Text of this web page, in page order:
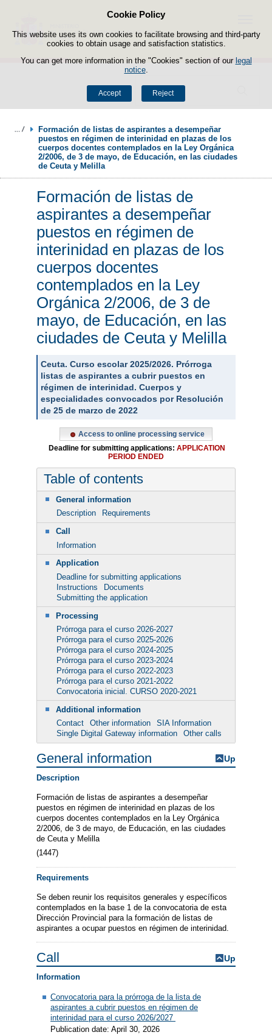
Cookie Policy
This website uses its own cookies to facilitate browsing and third-party
cookies to obtain usage and satisfaction statistics.
You can get more information in the "Cookies" section of our legal
notice.
Accept Reject
Skip to content
Search
Menu
Formación de listas de aspirantes a desempeñar
puestos en régimen de interinidad en plazas de los
cuerpos docentes contemplados en la Ley Orgánica
2/2006, de 3 de mayo, de Educación, en las ciudades
de Ceuta y Melilla
Formación de listas de
aspirantes a desempeñar
puestos en régimen de
interinidad en plazas de los
cuerpos docentes
contemplados en la Ley
Orgánica 2/2006, de 3 de
mayo, de Educación, en las
ciudades de Ceuta y Melilla
Ceuta. Curso escolar 2025/2026. Prórroga
listas de aspirantes a cubrir puestos en
régimen de interinidad. Cuerpos y
especialidades convocados por Resolución
de 25 de marzo de 2022
Access to online processing service
Deadline for submitting applications: APPLICATION
PERIOD ENDED
Table of contents
General information
Description
Requirements
Call
Information
Application
Deadline for submitting applications
Instructions
Documents
Submitting the application
Processing
Prórroga para el curso 2026-2027
Prórroga para el curso 2025-2026
Prórroga para el curso 2024-2025
Prórroga para el curso 2023-2024
Prórroga para el curso 2022-2023
Prórroga para el curso 2021-2022
Convocatoria inicial. CURSO 2020-2021
Additional information
Contact
Other information
SIA Information
Single Digital Gateway information
Other calls
General information Up
Description
Formación de listas de aspirantes a desempeñar
puestos en régimen de interinidad en plazas de los
cuerpos docentes contemplados en la Ley Orgánica
2/2006, de 3 de mayo, de Educación, en las ciudades
de Ceuta y Melilla
(1447)
Requirements
Se deben reunir los requisitos generales y específicos
contemplados en la base 1 de la convocatoria de esta
Dirección Provincial para la formación de listas de
aspirantes a ocupar puestos en régimen de interinidad.
Call Up
Information
Convocatoria para la prórroga de la lista de
aspirantes a cubrir puestos en régimen de
interinidad para el curso 2026/2027
Publication date: April 30, 2026